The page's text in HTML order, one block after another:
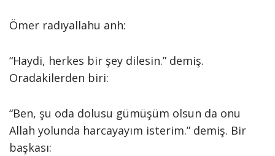
Ömer radıyallahu anh:
“Haydi, herkes bir şey dilesin.” demiş.
Oradakilerden biri:
“Ben, şu oda dolusu gümüşüm olsun da onu
Allah yolunda harcayayım isterim.” demiş. Bir
başkası: